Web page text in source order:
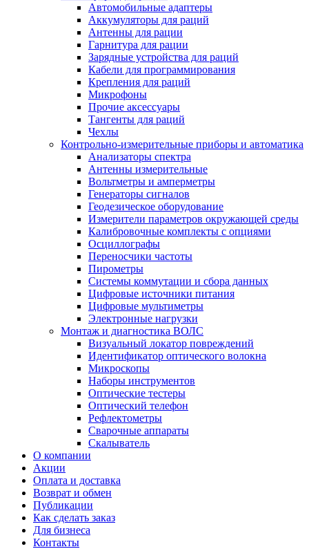
Автомобильные адаптеры
Аккумуляторы для раций
Антенны для рации
Гарнитура для рации
Зарядные устройства для раций
Кабели для программирования
Крепления для раций
Микрофоны
Прочие аксессуары
Тангенты для раций
Чехлы
Контрольно-измерительные приборы и автоматика
Анализаторы спектра
Антенны измерительные
Вольтметры и амперметры
Генераторы сигналов
Геодезическое оборудование
Измерители параметров окружающей среды
Калибровочные комплекты с опциями
Осциллографы
Переносчики частоты
Пирометры
Системы коммутации и сбора данных
Цифровые источники питания
Цифровые мультиметры
Электронные нагрузки
Монтаж и диагностика ВОЛС
Визуальный локатор повреждений
Идентификатор оптического волокна
Микроскопы
Наборы инструментов
Оптические тестеры
Оптический телефон
Рефлектометры
Сварочные аппараты
Скалыватель
О компании
Акции
Оплата и доставка
Возврат и обмен
Публикации
Как сделать заказ
Для бизнеса
Контакты